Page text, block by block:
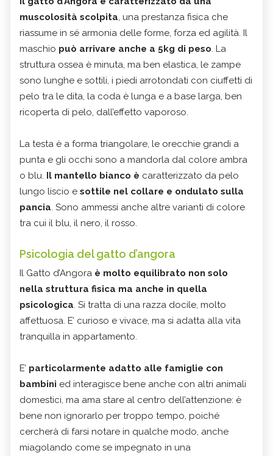
muscolosità scolpita, una prestanza fisica che
riassume in sé armonia delle forme, forza ed agilità. Il
maschio può arrivare anche a 5kg di peso. La
struttura ossea è minuta, ma ben elastica, le zampe
sono lunghe e sottili, i piedi arrotondati con ciuffetti di
pelo tra le dita, la coda è lunga e a base larga, ben
ricoperta di pelo, dall’effetto vaporoso.
La testa è a forma triangolare, le orecchie grandi a
punta e gli occhi sono a mandorla dal colore ambra
o blu. Il mantello bianco è caratterizzato da pelo
lungo liscio e sottile nel collare e ondulato sulla
pancia. Sono ammessi anche altre varianti di colore
tra cui il blu, il nero, il rosso.
Psicologia del gatto d’angora
Il Gatto d’Angora è molto equilibrato non solo
nella struttura fisica ma anche in quella
psicologica. Si tratta di una razza docile, molto
affettuosa. E’ curioso e vivace, ma si adatta alla vita
tranquilla in appartamento.
E’ particolarmente adatto alle famiglie con
bambini ed interagisce bene anche con altri animali
domestici, ma ama stare al centro dell’attenzione: è
bene non ignorarlo per troppo tempo, poiché
cercherà di farsi notare in qualche modo, anche
miagolando come se impegnato in una